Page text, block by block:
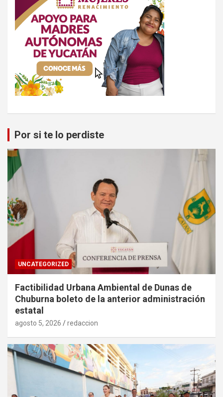
Por si te lo perdiste
UNCATEGORIZED
Factibilidad Urbana Ambiental de Dunas de
Chuburna boleto de la anterior administración
estatal
agosto 5, 2026 redaccion